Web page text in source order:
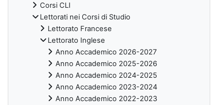
Corsi CLI
Lettorati nei Corsi di Studio
Lettorato Francese
Lettorato Inglese
Anno Accademico 2026-2027
Anno Accademico 2025-2026
Anno Accademico 2024-2025
Anno Accademico 2023-2024
Anno Accademico 2022-2023